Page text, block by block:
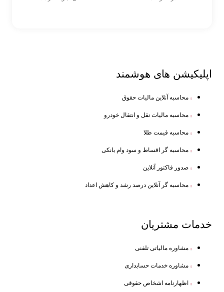
اپلیکیشن های هوشمند
محاسبه آنلاین مالیات حقوق
محاسبه مالیات نقل و انتقال خودرو
محاسبه قیمت طلا
محاسبه گر اقساط و سود وام بانکی
صدور فاکتور آنلاین
محاسبه گر آنلاین درصد رشد و کاهش اعداد
خدمات مشتریان
مشاوره مالیاتی تلفنی
مشاوره خدمات حسابداری
اظهارنامه اشخاص حقوقی